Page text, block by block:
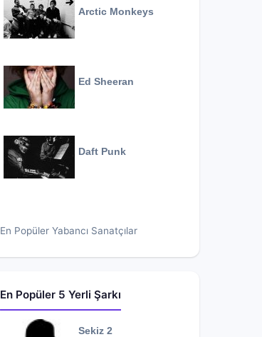
Arctic Monkeys
Ed Sheeran
Daft Punk
En Popüler Yabancı Sanatçılar
En Popüler 5 Yerli Şarkı
Sekiz 2